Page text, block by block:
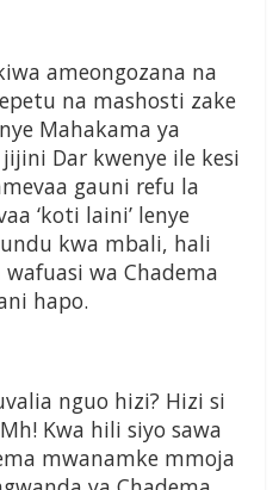
ameongozana na
na mashosti zake
Mahakama ya
Dar kwenye ile kesi
gauni refu la
‘koti laini’ lenye
kwa mbali, hali
wa Chadema
hapo.
nguo hizi? Hizi si
Kwa hili siyo sawa
mwanamke mmoja